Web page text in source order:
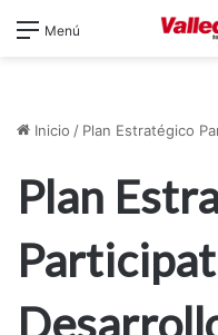
Menú
Inicio / Plan Estratégico
Plan